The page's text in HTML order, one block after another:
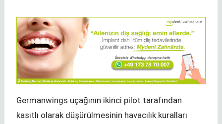
Germanwings uçağının ikinci pilot tarafından
kasıtlı olarak düşürülmesinin havacılık kuralları